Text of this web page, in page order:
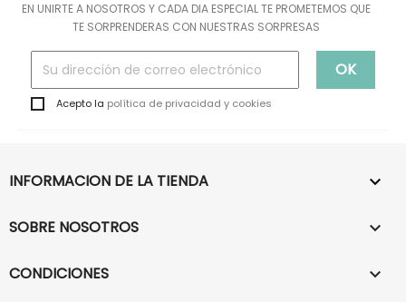
EN UNIRTE A NOSOTROS Y CADA DIA ESPECIAL TE PROMETEMOS QUE
TE SORPRENDERAS CON NUESTRAS SORPRESAS
Acepto la política de privacidad y cookies
INFORMACION DE LA TIENDA 
SOBRE NOSOTROS 
CONDICIONES 